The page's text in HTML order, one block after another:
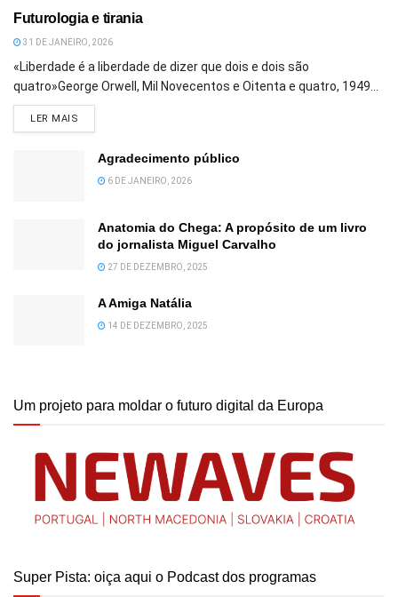
Futurologia e tirania
31 DE JANEIRO, 2026
«Liberdade é a liberdade de dizer que dois e dois são
quatro»George Orwell, Mil Novecentos e Oitenta e quatro, 1949...
LER MAIS
Agradecimento público
6 DE JANEIRO, 2026
Anatomia do Chega: A propósito de um livro
do jornalista Miguel Carvalho
27 DE DEZEMBRO, 2025
A Amiga Natália
14 DE DEZEMBRO, 2025
Um projeto para moldar o futuro digital da Europa
Super Pista: oiça aqui o Podcast dos programas